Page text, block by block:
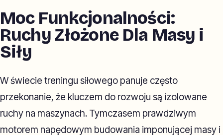
Moc Funkcjonalności:
Ruchy Złożone Dla Masy i
Siły
W świecie treningu siłowego panuje często
przekonanie, że kluczem do rozwoju są izolowane
ruchy na maszynach. Tymczasem prawdziwym
motorem napędowym budowania imponującej masy i